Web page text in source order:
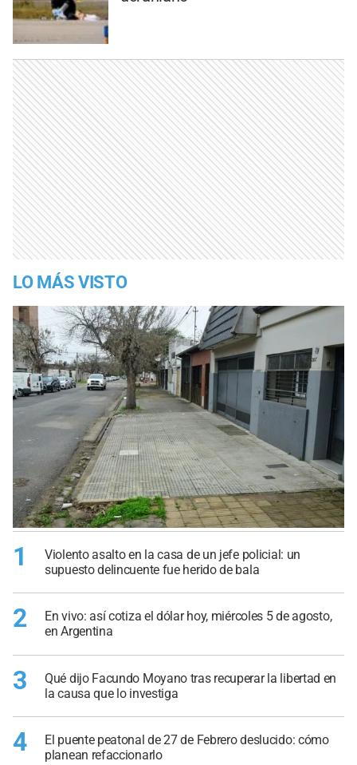
LO MÁS VISTO
1
Violento asalto en la casa de un jefe policial: un
supuesto delincuente fue herido de bala
2
En vivo: así cotiza el dólar hoy, miércoles 5 de agosto,
en Argentina
3
Qué dijo Facundo Moyano tras recuperar la libertad en
la causa que lo investiga
4
El puente peatonal de 27 de Febrero deslucido: cómo
planean refaccionarlo